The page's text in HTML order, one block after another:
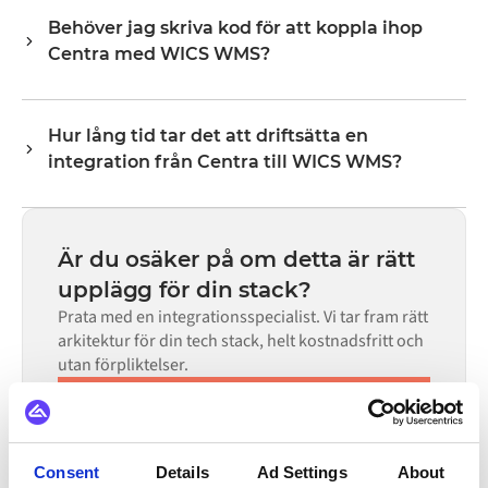
Consent Details Ad Settings About
inkluderar poster som ordrar, produkter, kunder,
lagernivåer, priser och statusuppdateringar. Alumios
data anländer i det format som varje system förväntar
Behöver jag skriva kod för att koppla ihop
Centra med WICS WMS?
Marketplace konfigurerar du integrationen via ett visuellt
gränssnitt utan att skriva egen kod, inklusive
kod finns tillgänglig i de fall där konfigurationen inte
Hur lång tid tar det att driftsätta en
integration från Centra till WICS WMS?
beroende på komplexiteten i datamappningen, antalet
flöden som krävs och din interna granskningsprocess.
För många system finns färdiga kopplingar tillgängliga i
Alumio Marketplace, vilket avsevärt minskar
installationstiden.
Är du osäker på om detta är rätt
upplägg för din stack?
Prata med en integrationsspecialist. Vi tar fram rätt
arkitektur för din tech stack, helt kostnadsfritt och
utan förpliktelser.
30 minuters samtal | Kostnadsfri konsultation